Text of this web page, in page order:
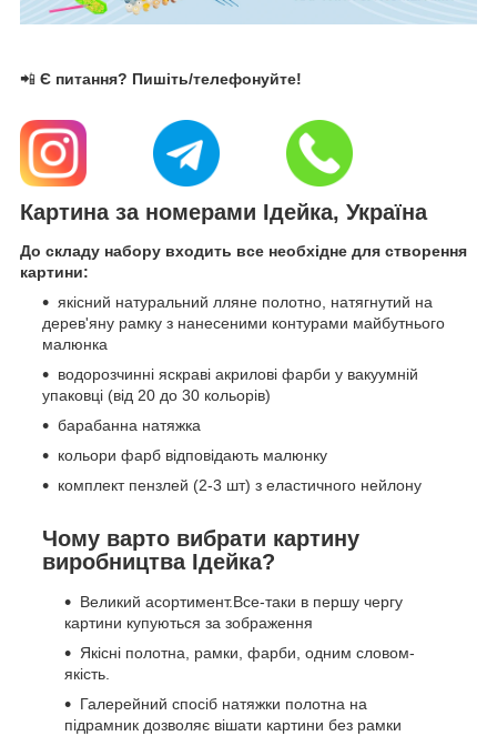
📲 Є питання? Пишіть/телефонуйте!
Картина за номерами Ідейка, Україна
До складу набору входить все необхідне для створення
картини:
якісний натуральний лляне полотно, натягнутий на
дерев'яну рамку з нанесеними контурами майбутнього
малюнка
водорозчинні яскраві акрилові фарби у вакуумній
упаковці (від 20 до 30 кольорів)
барабанна натяжка
кольори фарб відповідають малюнку
комплект пензлей (2-3 шт) з еластичного нейлону
Чому варто вибрати картину
виробництва Ідейка?
Великий асортимент.Все-таки в першу чергу
картини купуються за зображення
Якісні полотна, рамки, фарби, одним словом-
якість.
Галерейний спосіб натяжки полотна на
підрамник дозволяє вішати картини без рамки